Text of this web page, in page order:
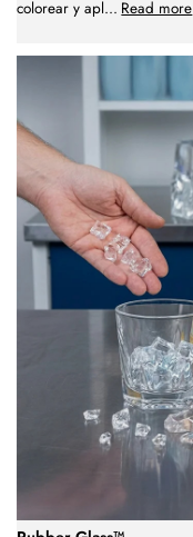
colorear y apl... Read more